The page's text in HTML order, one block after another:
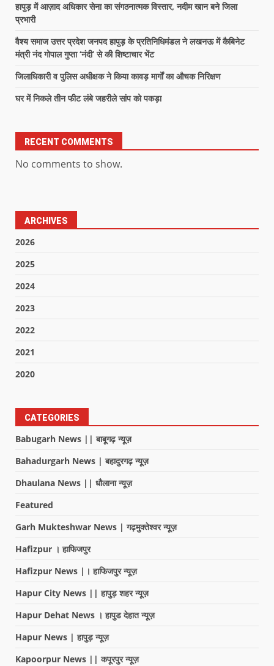
हापुड़ में आज़ाद अधिकार सेना का संगठनात्मक विस्तार, नदीम खान बने जिला
प्रभारी
वैश्य समाज उत्तर प्रदेश जनपद हापुड़ के प्रतिनिधिमंडल ने लखनऊ में कैबिनेट
मंत्री नंद गोपाल गुप्ता ‘नंदी’ से की शिष्टाचार भेंट
जिलाधिकारी व पुलिस अधीक्षक ने किया कावड़ मार्गों का औचक निरिक्षण
घर में निकले तीन फीट लंबे जहरीले सांप को पकड़ा
RECENT COMMENTS
No comments to show.
ARCHIVES
2026
2025
2024
2023
2022
2021
2020
CATEGORIES
Babugarh News || बाबूगढ़ न्यूज़
Bahadurgarh News | बहादुरगढ़ न्यूज़
Dhaulana News || धौलाना न्यूज़
Featured
Garh Mukteshwar News | गढ़मुक्तेश्वर न्यूज़
Hafizpur । हाफिजपुर
Hafizpur News |। हाफिजपुर न्यूज़
Hapur City News || हापुड़ शहर न्यूज़
Hapur Dehat News । हापुड देहात न्यूज़
Hapur News | हापुड़ न्यूज़
Kapoorpur News || कपूरपुर न्यूज़